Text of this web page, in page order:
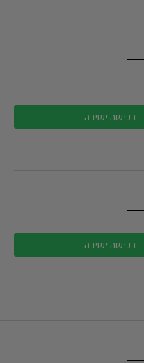
רכישה ישירה
רכישה ישירה